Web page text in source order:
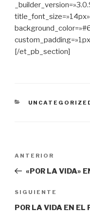
[/et_pb_section]
CATEGORÍAS
Navegación
Entrada
anterior:
ANTERIOR
«POR LA VIDA»
Siguiente
entrada
SIGUIENTE
POR LA VIDA EN EL